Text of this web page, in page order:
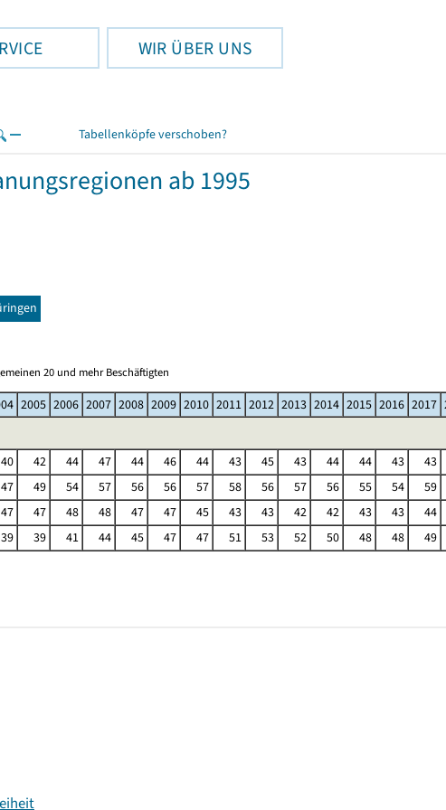
WIR ÜBER UNS
Tabellenköpfe verschoben?
ab 1995
20 und mehr Beschäftigten
2005 2006 2007 2008 2009 2010 2011 2012 2013 2014 2015 2016 2017
40 42 44 47 44 46 44 43 45 43 44 44 43
43
47 49 54 57 56 56 57 58 56 57 56 55 54
59
47 47 48 48 47 47 45 43 43 42 42 43 43
44
39 39 41 44 45 47 47 51 53 52 50 48 48 49